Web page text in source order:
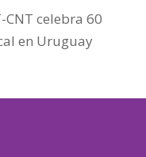
CNT celebra 60
en Uruguay